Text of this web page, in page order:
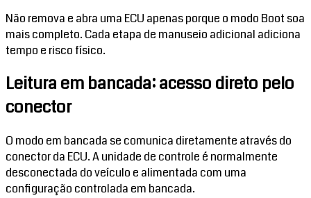
Não remova e abra uma ECU apenas porque o modo Boot soa
mais completo. Cada etapa de manuseio adicional adiciona
tempo e risco físico.
Leitura em bancada: acesso direto pelo
conector
O modo em bancada se comunica diretamente através do
conector da ECU. A unidade de controle é normalmente
desconectada do veículo e alimentada com uma
configuração controlada em bancada.